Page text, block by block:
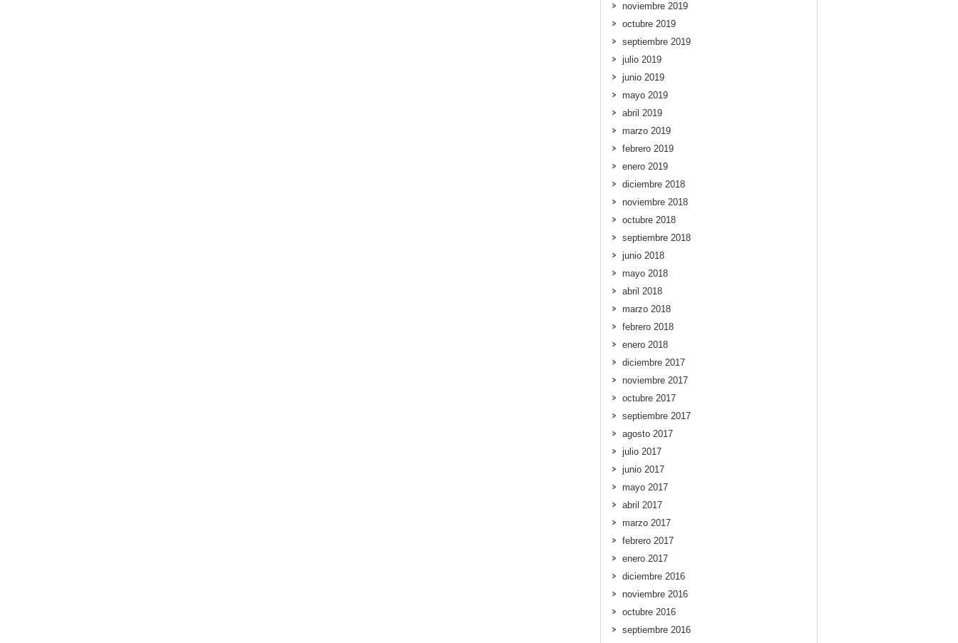
noviembre 2019
octubre 2019
septiembre 2019
julio 2019
junio 2019
mayo 2019
abril 2019
marzo 2019
febrero 2019
enero 2019
diciembre 2018
noviembre 2018
octubre 2018
septiembre 2018
junio 2018
mayo 2018
abril 2018
marzo 2018
febrero 2018
enero 2018
diciembre 2017
noviembre 2017
octubre 2017
septiembre 2017
agosto 2017
julio 2017
junio 2017
mayo 2017
abril 2017
marzo 2017
febrero 2017
enero 2017
diciembre 2016
noviembre 2016
octubre 2016
septiembre 2016